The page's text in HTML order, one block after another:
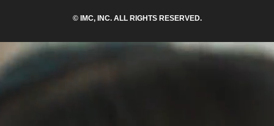
© IMC, INC. ALL RIGHTS RESERVED.